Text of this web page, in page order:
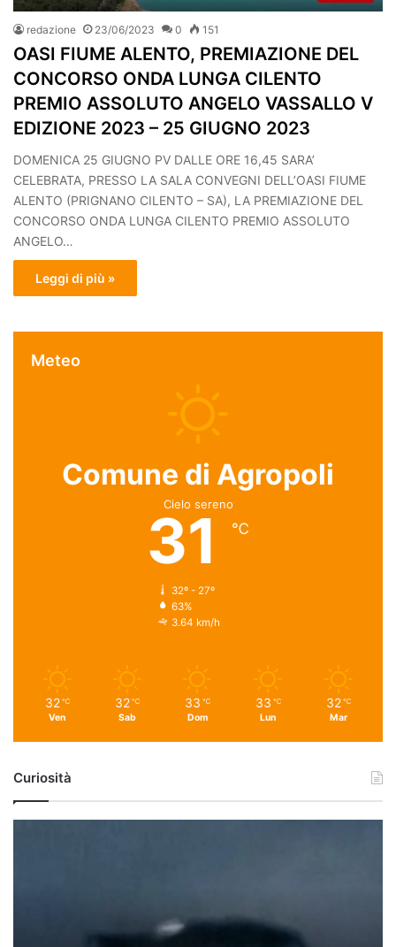
redazione 23/06/2023 0 151
OASI FIUME ALENTO, PREMIAZIONE DEL
CONCORSO ONDA LUNGA CILENTO
PREMIO ASSOLUTO ANGELO VASSALLO V
EDIZIONE 2023 – 25 GIUGNO 2023
DOMENICA 25 GIUGNO PV DALLE ORE 16,45 SARA’
CELEBRATA, PRESSO LA SALA CONVEGNI DELL’OASI FIUME
ALENTO (PRIGNANO CILENTO – SA), LA PREMIAZIONE DEL
CONCORSO ONDA LUNGA CILENTO PREMIO ASSOLUTO
ANGELO…
Leggi di più »
Meteo
Comune di Agropoli
Cielo sereno
31 ℃
32º - 27º
63%
3.64 km/h
32 ℃
Ven
32 ℃
Sab
33 ℃
Dom
33 ℃
Lun
32 ℃
Mar
Curiosità